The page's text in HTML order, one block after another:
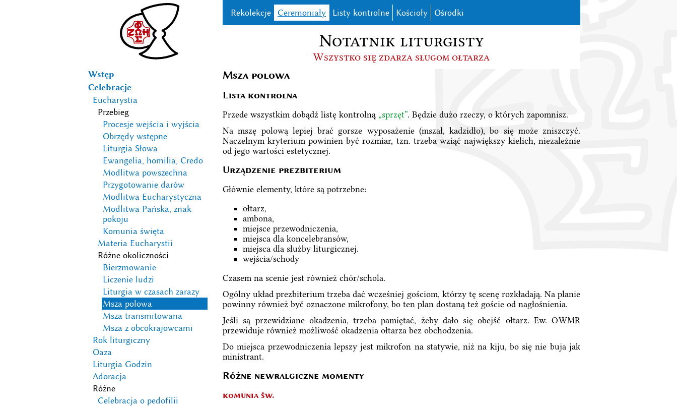
Wstęp
Celebracje
Eucharystia
Przebieg
Procesje wejścia i wyjścia
Obrzędy wstępne
Liturgia Słowa
Ewangelia, homilia, Credo
Modlitwa powszechna
Przygotowanie darów
Modlitwa Eucharystyczna
Modlitwa Pańska, znak
pokoju
Komunia święta
Materia Eucharystii
Różne okoliczności
Bierzmowanie
Liczenie ludzi
Liturgia w czasach zarazy
Msza polowa
Msza transmitowana
Msza z obcokrajowcami
Rok liturgiczny
Oaza
Liturgia Godzin
Adoracja
Różne
Celebracja o pedofilii
Rekolekcje Ceremoniały Listy kontrolne Kościoły Ośrodki
Notatnik liturgisty
Wszystko się zdarza sługom ołtarza
Msza polowa
Lista kontrolna
Przede wszystkim dobądź listę kontrolną „sprzęt”. Będzie dużo rzeczy, o których zapomnisz.
Na mszę polową lepiej brać gorsze wyposażenie (mszał, kadzidło), bo się może zniszczyć.
Naczelnym kryterium powinien być rozmiar, tzn. trzeba wziąć największy kielich, niezależnie
od jego wartości estetycznej.
Urządzenie prezbiterium
Głównie elementy, które są potrzebne:
ołtarz,
ambona,
miejsce przewodniczenia,
miejsca dla koncelebransów,
miejsca dla służby liturgicznej.
wejścia/schody
Czasem na scenie jest również chór/schola.
Ogólny układ prezbiterium trzeba dać wcześniej gościom, którzy tę scenę rozkładają. Na planie
powinny również być oznaczone mikrofony, bo ten plan dostaną też goście od nagłośnienia.
Jeśli są przewidziane okadzenia, trzeba pamiętać, żeby dało się obejść ołtarz. Ew. OWMR
przewiduje również możliwość okadzenia ołtarza bez obchodzenia.
Do miejsca przewodniczenia lepszy jest mikrofon na statywie, niż na kiju, bo się nie buja jak
ministrant.
Różne newralgiczne momenty
komunia św.